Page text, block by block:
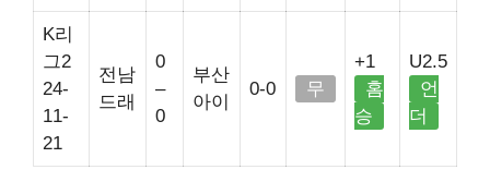
K리
그2
24-
11-
21
전남
드래
0
–
0
부산
아이
0-0 무
+1
홈
승
U2.5
언
더